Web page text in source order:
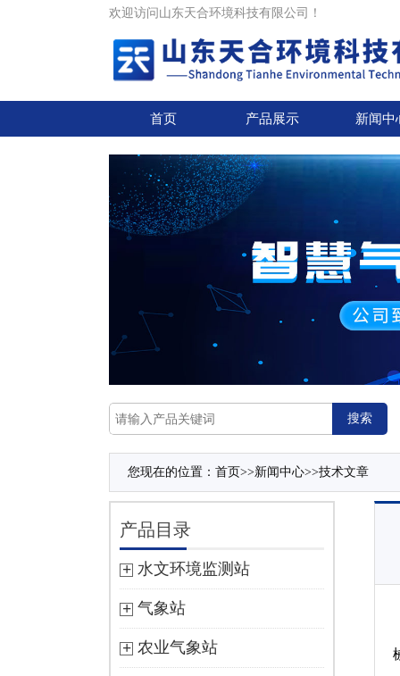
欢迎访问山东天合环境科技有限公司！
首页 产品展示 新闻中
您现在的位置： 首页>>新闻中心>>技术文章
产品目录
水文环境监测站
气象站
农业气象站